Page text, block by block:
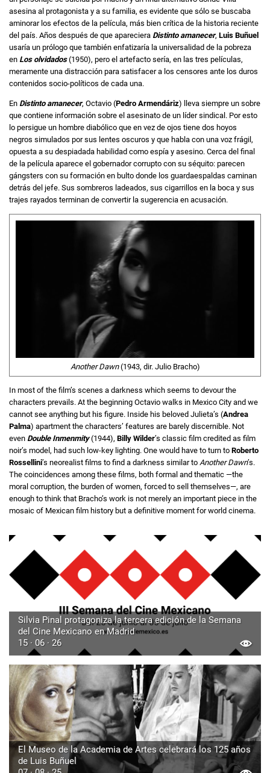
asesina al protagonista y a su familia, es evidente que sólo se buscaba
aminorar los efectos de la película, más bien crítica de la historia reciente
del país. Años después de que apareciera Distinto amanecer, Luis Buñuel
usaría un prólogo que también enfatizaría la universalidad de la pobreza
en Los olvidados(1950), pero el artefacto sería, en las tres películas,
meramente una distracción para satisfacer a los censores ante los duros
contenidos socio-políticos de cada una.
En Distinto amanecer, Octavio (Pedro Armendáriz) lleva siempre un sobre
que contiene información sobre el asesinato de un líder sindical. Por esto
lo persigue un hombre diabólico que en vez de ojos tiene dos hoyos
negros simulados por sus lentes oscuros y que habla con una voz frágil,
opuesta a su despiadada habilidad como espía y asesino. Cerca del final
de la película aparece el gobernador corrupto con su séquito: parecen
gángsters con su formación en bulto donde los guardaespaldas caminan
detrás del jefe. Sus sombreros ladeados, sus cigarrillos en la boca y sus
trajes rayados terminan de convertir la sugerencia en acusación.
Another Dawn(1943, dir. Julio Bracho)
In most of the film’s scenes a darkness which seems to devour the
characters prevails. At the beginning Octavio walks in Mexico City and we
cannot see anything but his figure. Inside his beloved Julieta’s (Andrea
Palma) apartment the characters’ features are barely discernible. Not
even Double Inmenmity(1944), Billy Wilder’s classic film credited as film
noir’s model, had such low-key lighting. One would have to turn to Roberto
Rossellini’s neorealist films to find a darkness similar to Another Dawn’s.
The coincidences among these films, both formal and thematic —the
moral corruption, the burden of women, forced to sell themselves—, are
enough to think that Bracho’s work is not merely an important piece in the
mosaic of Mexican film history but a definitive moment for world cinema.
Silvia Pinal protagoniza la tercera edición de la Semana
del Cine Mexicano en Madrid
15 · 06 · 26
El Museo de la Academia de Artes celebrará los 125 años
de Luis Buñuel